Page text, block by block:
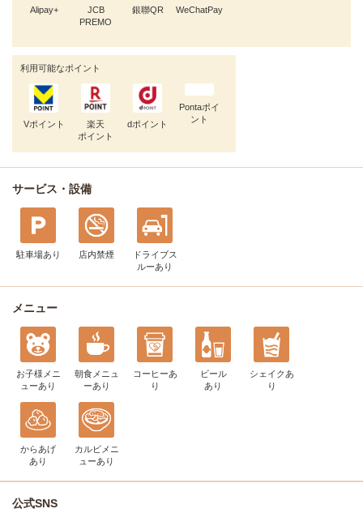
Alipay+
JCB
PREMO
銀聯QR WeChatPay
利用可能なポイント
Vポイント
楽天
ポイント
dポイント
Pontaポイ
ント
サービス・設備
駐車場あり 店内禁煙
ドライブス
ルーあり
メニュー
お子様メニ
ューあり
朝食メニュ
ーあり
コーヒーあ
り
ビール
あり
シェイク あ
り
からあげ
あり
カルビメニ
ューあり
公式SNS